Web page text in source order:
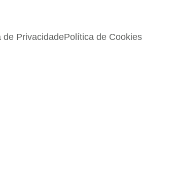
de PrivacidadePolítica de Cookies